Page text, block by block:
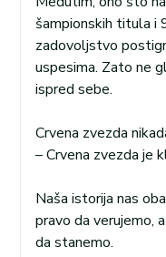
šampionskih titula i
zadovoljstvo
uspesima. Zato ne
ispred sebe.
Crvena zvezda
– Crvena zvezda je
Naša istorija nas
pravo da verujemo,
da stanemo.